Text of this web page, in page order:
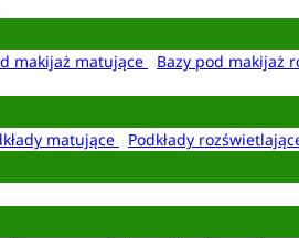
makijaż matujące Bazy pod makijaż
matujące Podkłady